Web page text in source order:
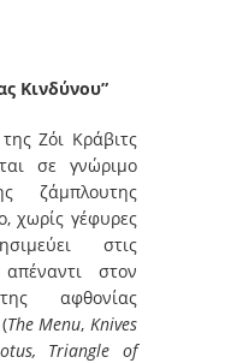
Κινδύνου”
Ζόι Κράβιτς
σε γνώριμο
ζάμπλουτης
χωρίς γέφυρες
στις
απέναντι στον
αφθονίας
TheMenu, Knives
Triangle of